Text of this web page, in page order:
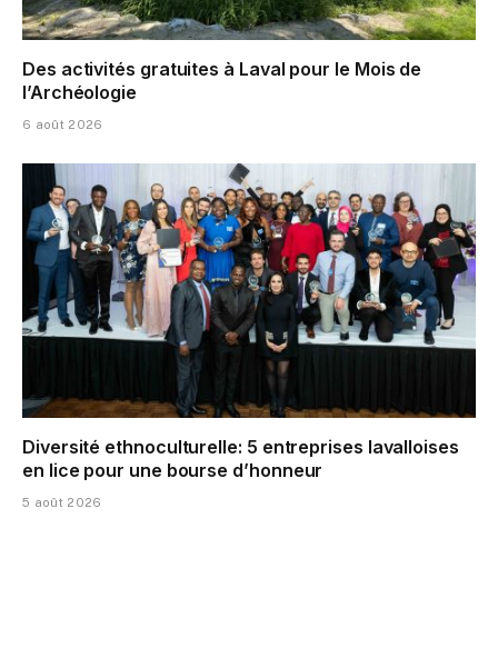
Des activités gratuites à Laval pour le Mois de
l’Archéologie
6 août 2026
Diversité ethnoculturelle: 5 entreprises lavalloises
en lice pour une bourse d’honneur
5 août 2026